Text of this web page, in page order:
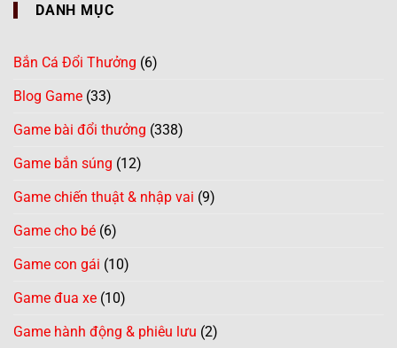
DANH MỤC
Bắn Cá Đổi Thưởng (6)
Blog Game (33)
Game bài đổi thưởng (338)
Game bắn súng (12)
Game chiến thuật & nhập vai (9)
Game cho bé (6)
Game con gái (10)
Game đua xe (10)
Game hành động & phiêu lưu (2)